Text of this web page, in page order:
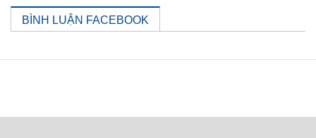
BÌNH LUẬN FACEBOOK